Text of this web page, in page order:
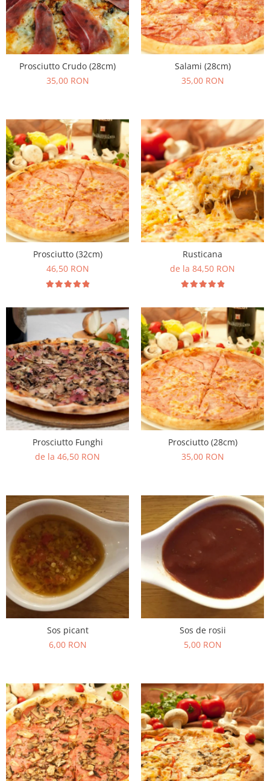
Prosciutto Crudo (28cm)
35,00 RON
Salami (28cm)
35,00 RON
Prosciutto (32cm)
46,50 RON
Rusticana
de la 84,50 RON
Prosciutto Funghi
de la 46,50 RON
Prosciutto (28cm)
35,00 RON
Sos picant
6,00 RON
Sos de rosii
5,00 RON